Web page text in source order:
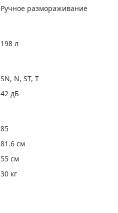
Ручное размораживание
198 л
SN, N, ST, T
42 дБ
85
81.6 см
55 см
30 кг